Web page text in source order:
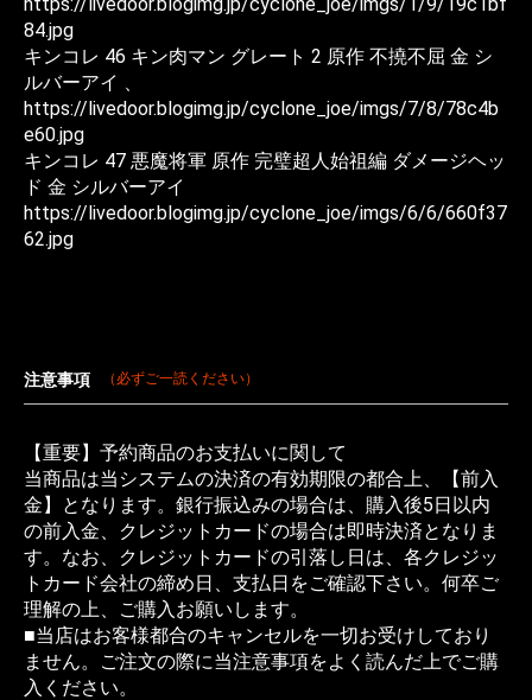
84.jpg
キンコレ 46 キン肉マン グレート 2 原作 不撓不屈 金 シ
ルバーアイ 、
https://livedoor.blogimg.jp/cyclone_joe/imgs/7/8/78c4b
e60.jpg
キンコレ 47 悪魔将軍 原作 完璧超人始祖編 ダメージヘッ
ド 金 シルバーアイ
https://livedoor.blogimg.jp/cyclone_joe/imgs/6/6/660f37
62.jpg
注意事項 （必ずご一読ください）
【重要】予約商品のお支払いに関して
当商品は当システムの決済の有効期限の都合上、【前入
金】となります。銀行振込みの場合は、購入後5日以内
の前入金、クレジットカードの場合は即時決済となりま
す。なお、クレジットカードの引落し日は、各クレジッ
トカード会社の締め日、支払日をご確認下さい。何卒ご
理解の上、ご購入お願いします。
■当店はお客様都合のキャンセルを一切お受けしており
ません。ご注文の際に当注意事項をよく読んだ上でご購
入ください。